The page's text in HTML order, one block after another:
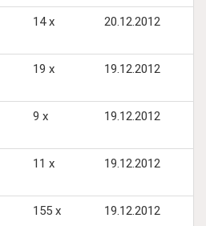
14 x 20.12.2012
19 x 19.12.2012
9 x 19.12.2012
11 x 19.12.2012
155 x 19.12.2012